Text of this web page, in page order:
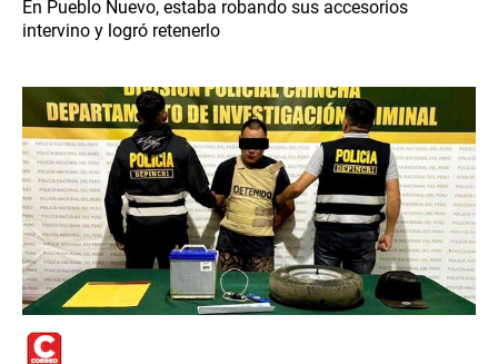
En Pueblo Nuevo, estaba robando sus accesorios
intervino y logró retenerlo